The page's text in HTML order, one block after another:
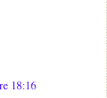
18:16